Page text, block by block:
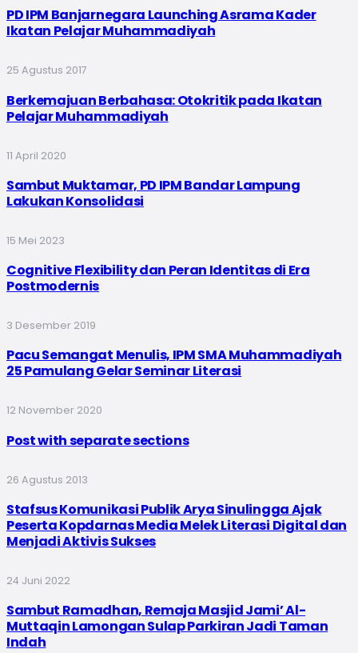
PD IPM Banjarnegara Launching Asrama Kader
Ikatan Pelajar Muhammadiyah
25 Agustus 2017
Berkemajuan Berbahasa: Otokritik pada Ikatan
Pelajar Muhammadiyah
11 April 2020
Sambut Muktamar, PD IPM Bandar Lampung
Lakukan Konsolidasi
15 Mei 2023
Cognitive Flexibility dan Peran Identitas di Era
Postmodernis
3 Desember 2019
Pacu Semangat Menulis, IPM SMA Muhammadiyah
25 Pamulang Gelar Seminar Literasi
12 November 2020
Post with separate sections
26 Agustus 2013
Stafsus Komunikasi Publik Arya Sinulingga Ajak
Peserta Kopdarnas Media Melek Literasi Digital dan
Menjadi Aktivis Sukses
24 Juni 2022
Sambut Ramadhan, Remaja Masjid Jami’ Al-
Muttaqin Lamongan Sulap Parkiran Jadi Taman
Indah